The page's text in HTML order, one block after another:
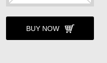
BUY NOW